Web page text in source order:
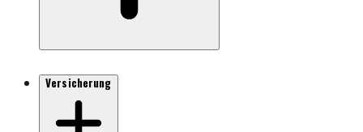
Versicherung